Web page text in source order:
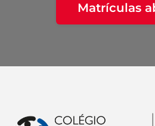
Matrículas